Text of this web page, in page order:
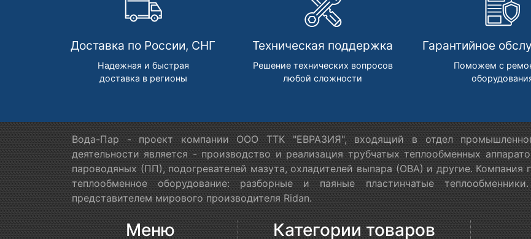
Доставка по России, СНГ
Надежная и быстрая
доставка в регионы
Техническая поддержка
Решение технических вопросов
любой сложности
Гарантийное
Поможем с
Вода-Пар - проект компании ООО ТТК "ЕВРАЗИЯ", входящий в отдел
деятельности является - производство и реализация трубчатых теплообменных
пароводяных (ПП), подогревателей мазута, охладителей выпара (ОВА) и другие. Компания
теплообменное оборудование: разборные и паяные пластинчатые
представителем мирового производителя Ridan.
Меню Категории товаров